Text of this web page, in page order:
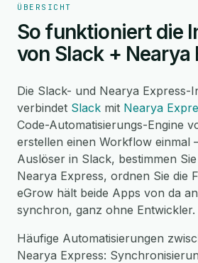
ÜBERSICHT
So funktioniert die
von Slack + Nearya
Die Slack- und Nearya Express-
verbindet Slack mit Nearya
Code-Automatisierungs-Engine
erstellen einen Workflow einmal
Auslöser in Slack, bestimmen
Nearya Express, ordnen Sie die
eGrow hält beide Apps von da
synchron, ganz ohne Entwickler.
Häufige Automatisierungen
Nearya Express: